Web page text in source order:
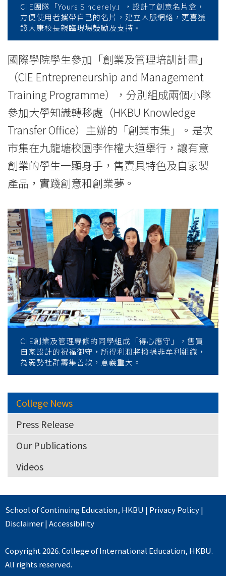
Hong
Kong
Baptist
University
CIE團隊「Yours Sincerely」，設計了創意名片盒，
方便使用者攜帶自己的名片，建立人脈網絡，更喜獲
錢大康校長親臨現場鼓勵及支持。
國際學院學生參加「創業及管理培訓計畫」
（CIE Entrepreneurship and Management
Training Programme），分別組成兩個小隊
參加大學知識轉移處（HKBU Knowledge
Transfer Office）主辦的「創業市集」。是次
市集在九龍塘校園李作權大道舉行，讓有意
創業的學生一顯身手，售賣具特色及自家製
產品，實踐創意和創業夢。
CIE創業及管理專修的同學組成「得心應守」，售買
自家設計的祝福御守，所得利潤將撥捐非牟利組織，
為弱勢社群籌集善款，意義重大。
College News
Press Release
Our Publications
Videos
School of Continuing Education, HKBU | Privacy Policy|
Disclaimer|Accessibility
Copyright 2026. College of International Education, HKBU.
All rights reserved.